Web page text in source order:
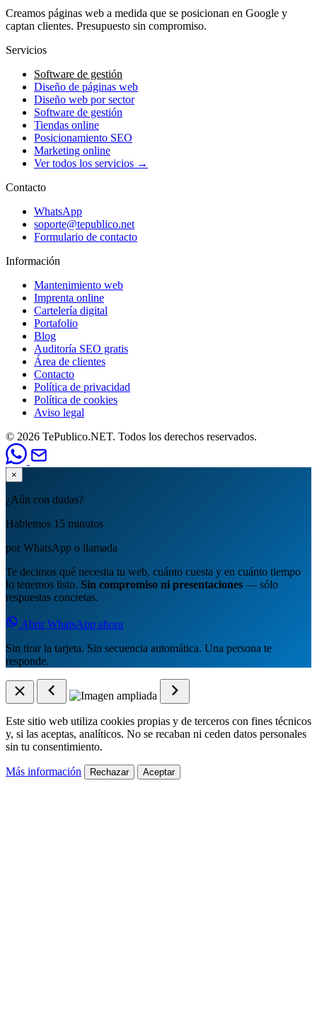
Creamos páginas web a medida que se posicionan en Google y
captan clientes. Presupuesto sin compromiso.
Servicios
Software de gestión
Diseño de páginas web
Diseño web por sector
Software de gestión
Tiendas online
Posicionamiento SEO
Marketing online
Ver todos los servicios →
Contacto
WhatsApp
soporte@tepublico.net
Formulario de contacto
Información
Mantenimiento web
Imprenta online
Cartelería digital
Portafolio
Blog
Auditoría SEO gratis
Área de clientes
Contacto
Política de privacidad
Política de cookies
Aviso legal
© 2026 TePublico.NET. Todos los derechos reservados.
×
¿Aún con dudas?
Hablemos 15 minutos
por WhatsApp o llamada
Te decimos qué necesita tu web, cuánto cuesta y en cuánto tiempo
lo tenemos listo. Sin compromiso ni presentaciones — sólo
respuestas concretas.
Abrir WhatsApp ahora
Sin tirar la tarjeta. Sin secuencia automática. Una persona te
responde.
Este sitio web utiliza cookies propias y de terceros con fines técnicos
y, si las aceptas, analíticos. No se recaban ni ceden datos personales
sin tu consentimiento.
Más información Rechazar Aceptar